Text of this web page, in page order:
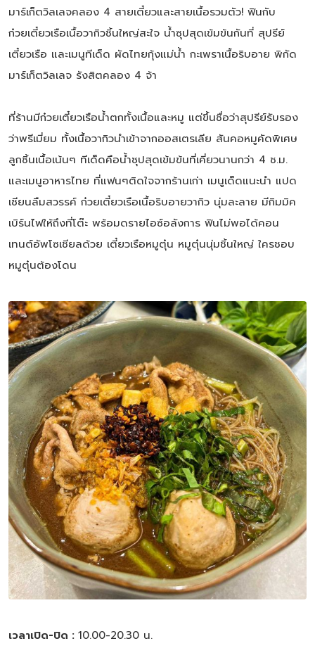
มาร์เก็ตวิลเลจคลอง 4 สายเตี๋ยวและสายเนื้อรวมตัว! ฟินกับ
ก๋วยเตี๋ยวเรือเนื้อวากิวชิ้นใหญ่สะใจ น้ำซุปสุดเข้มข้นกันที่ สุปรีย์
เตี๋ยวเรือ และเมนูทีเด็ด ผัดไทยกุ้งแม่น้ำ กะเพราเนื้อริบอาย พิกัด
มาร์เก็ตวิลเลจ รังสิตคลอง 4 จ้า
ที่ร้านมีก๋วยเตี๋ยวเรือน้ำตกทั้งเนื้อและหมู แต่ขึ้นชื่อว่าสุปรีย์รับรอง
ว่าพรีเมี่ยม ทั้งเนื้อวากิวนำเข้าจากออสเตรเลีย สันคอหมูคัดพิเศษ
ลูกชิ้นเนื้อเน้นๆ ทีเด็ดคือน้ำซุปสุดเข้มข้นที่เคี่ยวนานกว่า 4 ช.ม.
และเมนูอาหารไทย ที่แฟนๆติดใจจากร้านเก่า เมนูเด็ดแนะนำ แปด
เซียนลืมสวรรค์ ก๋วยเตี๋ยวเรือเนื้อริบอายวากิว นุ่มละลาย มีกิมมิค
เบิร์นไฟให้ถึงที่โต๊ะ พร้อมดรายไอซ์อลังการ ฟินไม่พอได้คอน
เทนต์อัพโซเชียลด้วย เตี๋ยวเรือหมูตุ๋น หมูตุ๋นนุ่มชิ้นใหญ่ ใครชอบ
หมูตุ๋นต้องโดน
เวลาเปิด-ปิด : 10.00-20.30 น.